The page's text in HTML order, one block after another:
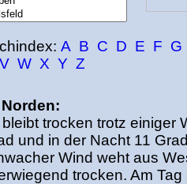
A B C D E F G
V W X Y Z
trocken trotz einiger
und in der Nacht 11
Wind weht aus
trocken. Am